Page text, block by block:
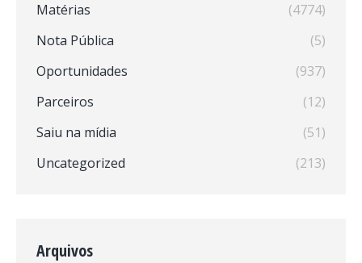
Matérias
(4774)
Nota Pública
(5)
Oportunidades
(937)
Parceiros
(12)
Saiu na mídia
(51)
Uncategorized
(213)
Arquivos